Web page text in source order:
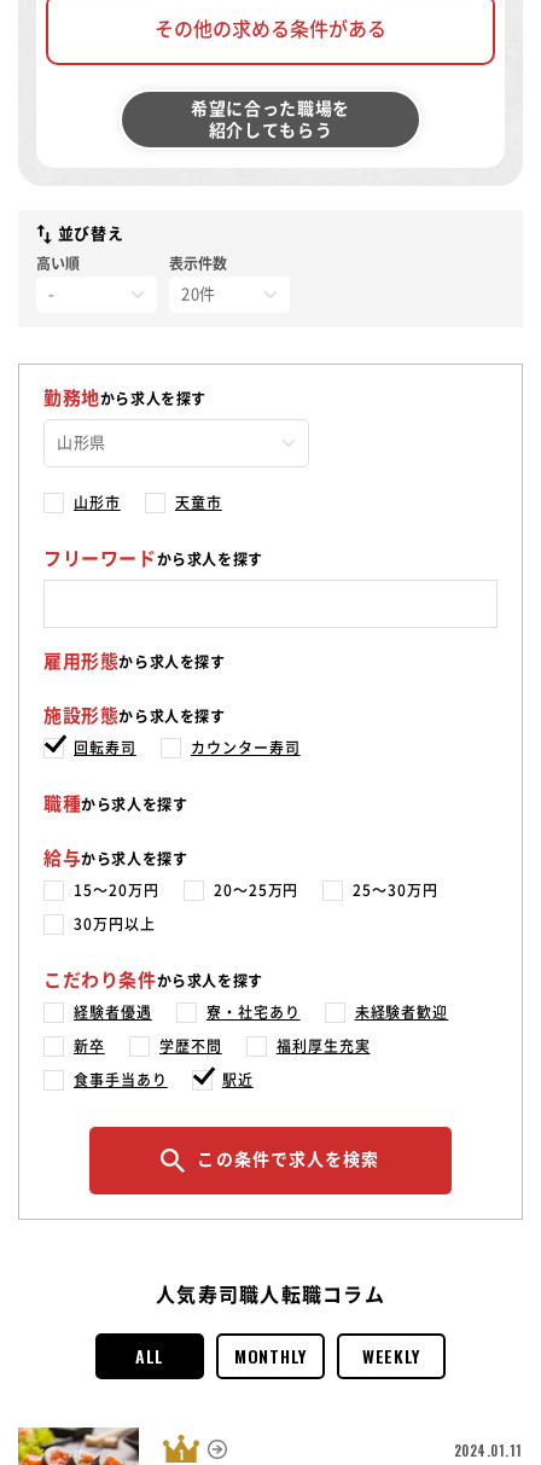
その他の求める条件がある
希望に合った職場を
紹介してもらう
並び替え
高い順 表示件数
勤務地から求人を探す
山形市 天童市
フリーワードから求人を探す
雇用形態から求人を探す
施設形態から求人を探す
回転寿司 カウンター寿司
職種から求人を探す
給与から求人を探す
15〜20万円 20〜25万円 25〜30万円
30万円以上
こだわり条件から求人を探す
経験者優遇 寮・社宅あり 未経験者歓迎
新卒 学歴不問 福利厚生充実
食事手当あり 駅近
この条件で求人を検索
人気寿司職人転職コラム
ALL MONTHLY WEEKLY
2024.01.11